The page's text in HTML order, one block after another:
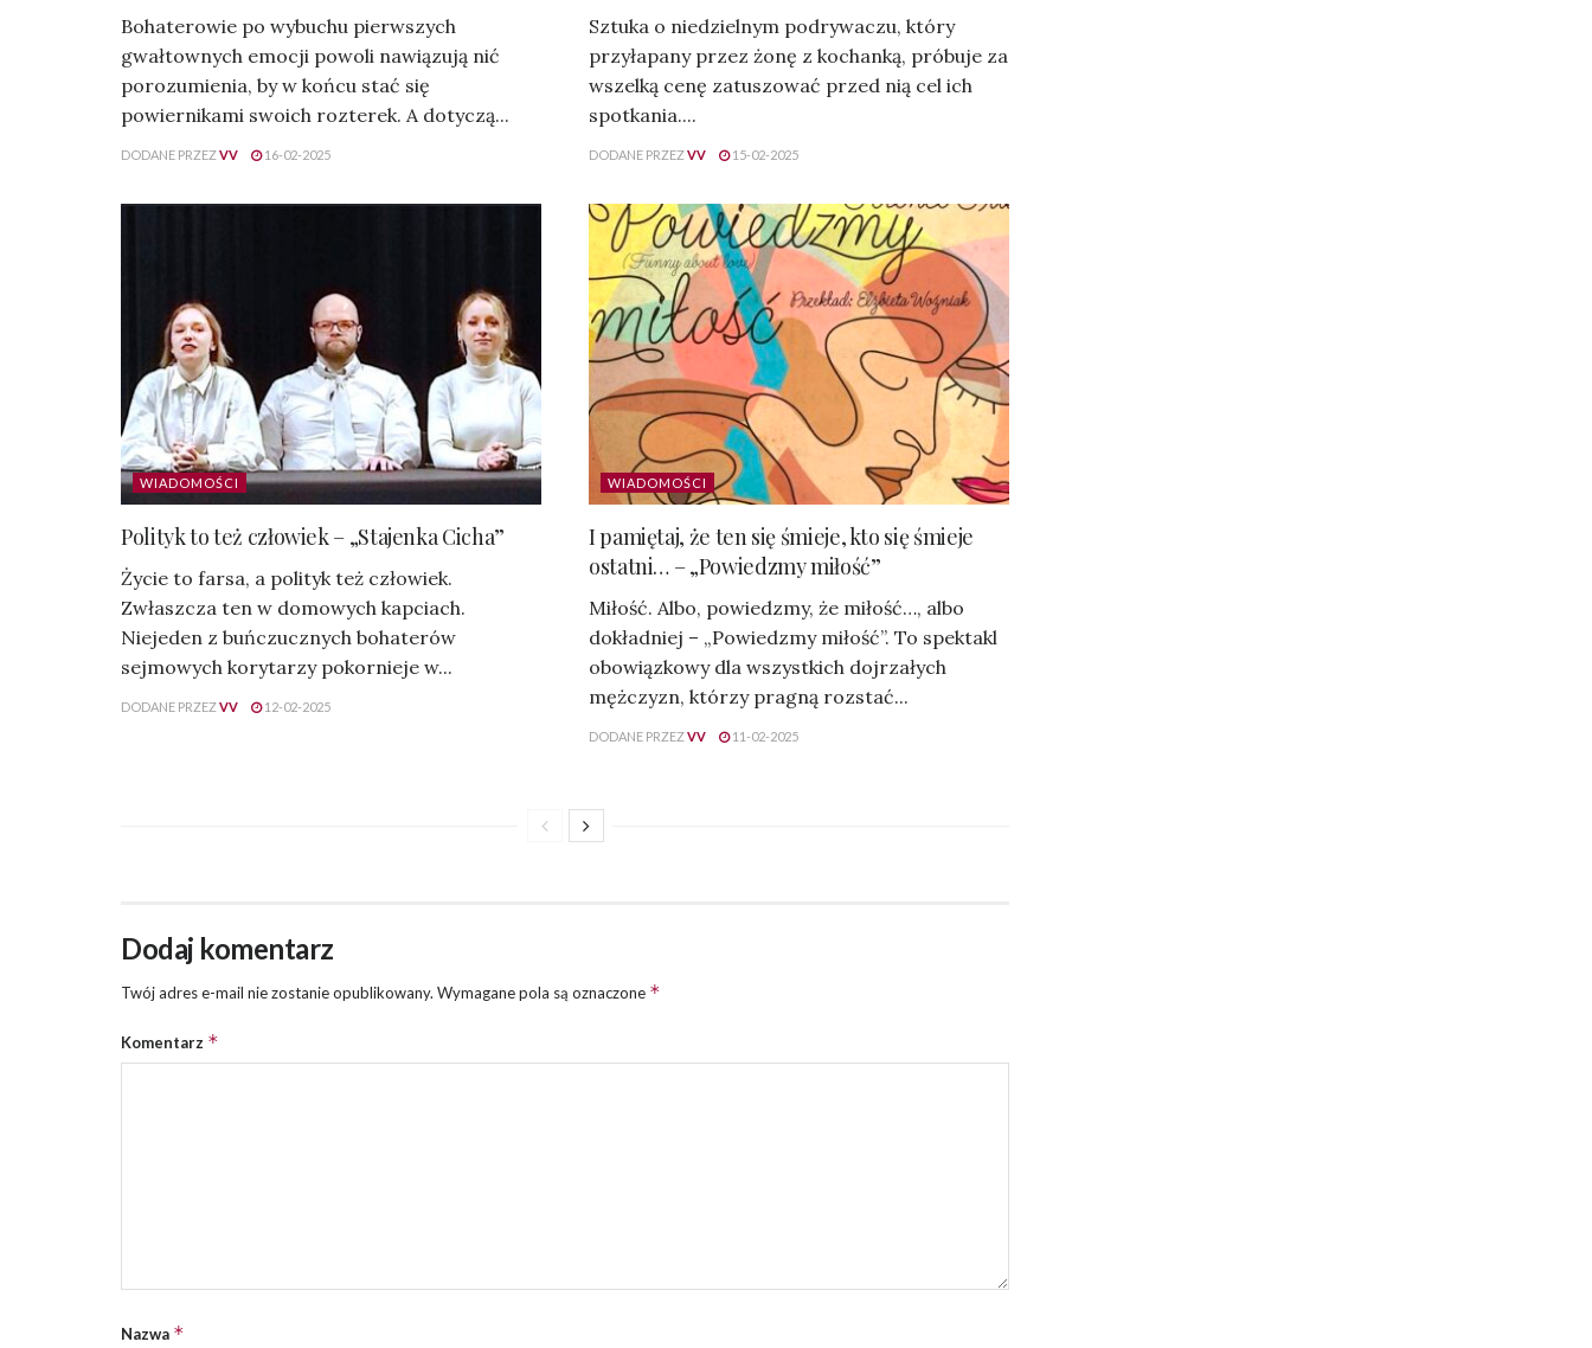
Bohaterowie po wybuchu pierwszych
gwałtownych emocji powoli nawiązują nić
porozumienia, by w końcu stać się
powiernikami swoich rozterek. A dotyczą...
DODANE PRZEZVV 16-02-2025
Sztuka o niedzielnym podrywaczu, który
przyłapany przez żonę z kochanką, próbuje za
wszelką cenę zatuszować przed nią cel ich
spotkania....
DODANE PRZEZVV 15-02-2025
WIADOMOŚCI
Polityk to też człowiek – „Stajenka Cicha”
Życie to farsa, a polityk też człowiek.
Zwłaszcza ten w domowych kapciach.
Niejeden z buńczucznych bohaterów
sejmowych korytarzy pokornieje w...
DODANE PRZEZVV 12-02-2025
WIADOMOŚCI
I pamiętaj, że ten się śmieje, kto się śmieje
ostatni… – „Powiedzmy miłość”
Miłość. Albo, powiedzmy, że miłość…, albo
dokładniej – „Powiedzmy miłość”. To spektakl
obowiązkowy dla wszystkich dojrzałych
mężczyzn, którzy pragną rozstać...
DODANE PRZEZVV 11-02-2025
Dodaj komentarz
Twój adres e-mail nie zostanie opublikowany. Wymagane pola są oznaczone *
Komentarz *
Nazwa *